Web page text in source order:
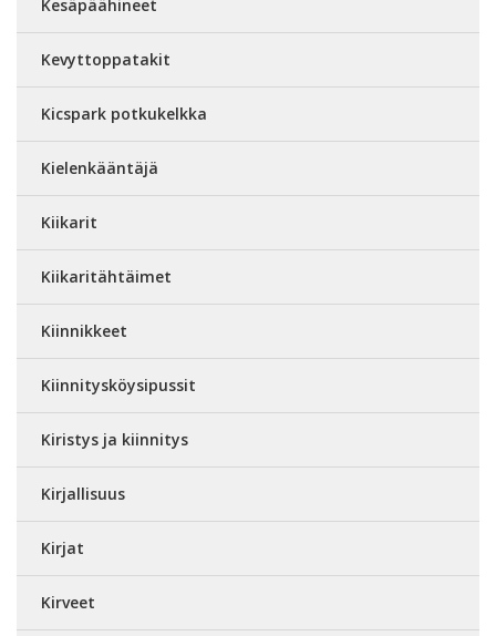
Kesäpäähineet
Kevyttoppatakit
Kicspark potkukelkka
Kielenkääntäjä
Kiikarit
Kiikaritähtäimet
Kiinnikkeet
Kiinnitysköysipussit
Kiristys ja kiinnitys
Kirjallisuus
Kirjat
Kirveet